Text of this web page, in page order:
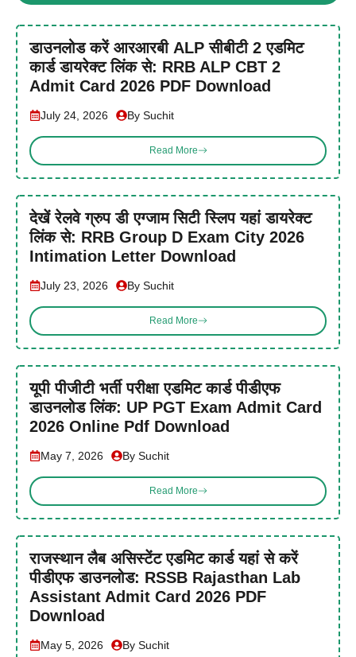
डाउनलोड करें आरआरबी ALP सीबीटी 2 एडमिट
कार्ड डायरेक्ट लिंक से: RRB ALP CBT 2
Admit Card 2026 PDF Download
July 24, 2026 By Suchit
Read More
देखें रेलवे ग्रुप डी एग्जाम सिटी स्लिप यहां डायरेक्ट
लिंक से: RRB Group D Exam City 2026
Intimation Letter Download
July 23, 2026 By Suchit
Read More
यूपी पीजीटी भर्ती परीक्षा एडमिट कार्ड पीडीएफ
डाउनलोड लिंक: UP PGT Exam Admit Card
2026 Online Pdf Download
May 7, 2026 By Suchit
Read More
राजस्थान लैब असिस्टेंट एडमिट कार्ड यहां से करें
पीडीएफ डाउनलोड: RSSB Rajasthan Lab
Assistant Admit Card 2026 PDF
Download
May 5, 2026 By Suchit